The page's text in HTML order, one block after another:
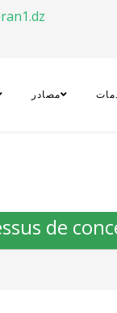
مصادر
de